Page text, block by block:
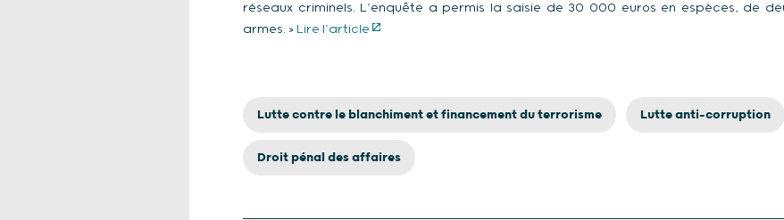
réseaux criminels. L’enquête a permis la saisie de 30 000 euros en espèces, de
armes. > Lire l’article
Lutte contre le blanchiment et financement du terrorisme Lutte anti-corruption
Droit pénal des affaires